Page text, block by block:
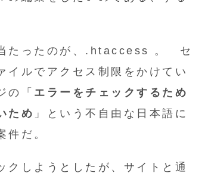
たったのが、.htaccess 。 セ
イルでアクセス制限をかけてい
の「 エラーをチェックするため
ため 」という不自由な日本語に
件だ。
クしようとしたが、サイトと通